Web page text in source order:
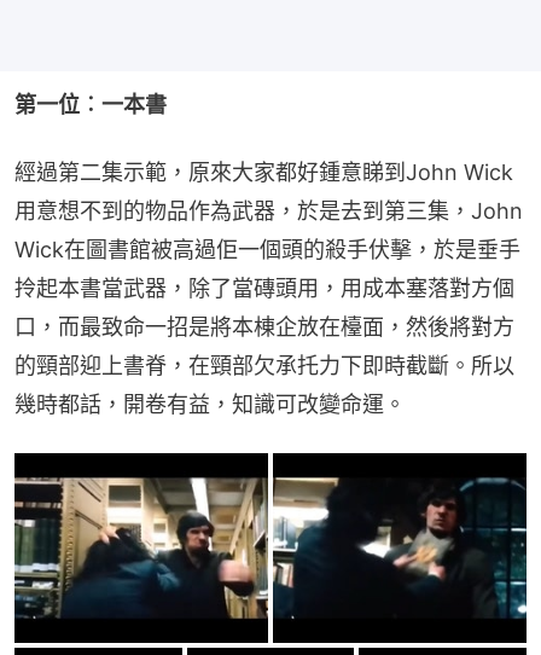
第一位︰一本書
經過第二集示範，原來大家都好鍾意睇到John Wick
用意想不到的物品作為武器，於是去到第三集，John
Wick在圖書館被高過佢一個頭的殺手伏擊，於是垂手
拎起本書當武器，除了當磚頭用，用成本塞落對方個
口，而最致命一招是將本棟企放在檯面，然後將對方
的頸部迎上書脊，在頸部欠承托力下即時截斷。所以
幾時都話，開卷有益，知識可改變命運。